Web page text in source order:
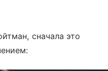
сначала это